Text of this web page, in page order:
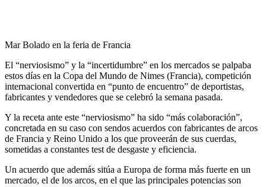
Mar Bolado en la feria de Francia
El “nerviosismo” y la “incertidumbre” en los mercados se palpaba
estos días en la Copa del Mundo de Nimes (Francia), competición
internacional convertida en “punto de encuentro” de deportistas,
fabricantes y vendedores que se celebró la semana pasada.
Y la receta ante este “nerviosismo” ha sido “más colaboración”,
concretada en su caso con sendos acuerdos con fabricantes de arcos
de Francia y Reino Unido a los que proveerán de sus cuerdas,
sometidas a constantes test de desgaste y eficiencia.
Un acuerdo que además sitúa a Europa de forma más fuerte en un
mercado, el de los arcos, en el que las principales potencias son